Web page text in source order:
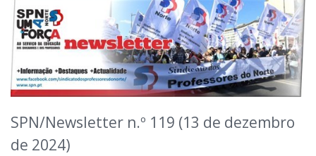
SPN/Newsletter n.º 119 (13 de dezembro
de 2024)